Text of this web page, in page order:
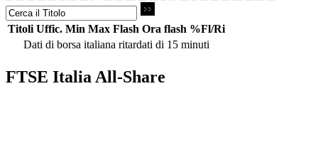
Titoli Uffic. Min Max Flash Ora flash %Fl/Ri
Dati di borsa italiana ritardati di 15 minuti
FTSE Italia All-Share